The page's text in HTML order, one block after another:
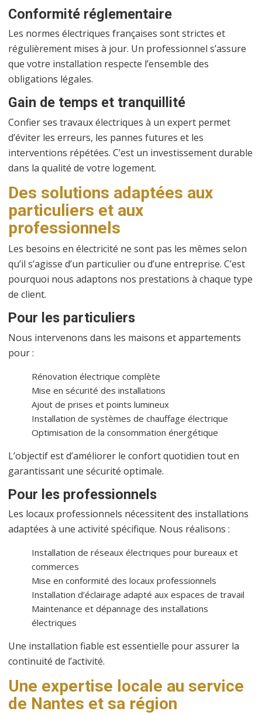
Conformité réglementaire
Les normes électriques françaises sont strictes et
régulièrement mises à jour. Un professionnel s’assure
que votre installation respecte l’ensemble des
obligations légales.
Gain de temps et tranquillité
Confier ses travaux électriques à un expert permet
d’éviter les erreurs, les pannes futures et les
interventions répétées. C’est un investissement durable
dans la qualité de votre logement.
Des solutions adaptées aux
particuliers et aux
professionnels
Les besoins en électricité ne sont pas les mêmes selon
qu’il s’agisse d’un particulier ou d’une entreprise. C’est
pourquoi nous adaptons nos prestations à chaque type
de client.
Pour les particuliers
Nous intervenons dans les maisons et appartements
pour :
Rénovation électrique complète
Mise en sécurité des installations
Ajout de prises et points lumineux
Installation de systèmes de chauffage électrique
Optimisation de la consommation énergétique
L’objectif est d’améliorer le confort quotidien tout en
garantissant une sécurité optimale.
Pour les professionnels
Les locaux professionnels nécessitent des installations
adaptées à une activité spécifique. Nous réalisons :
Installation de réseaux électriques pour bureaux et
commerces
Mise en conformité des locaux professionnels
Installation d’éclairage adapté aux espaces de travail
Maintenance et dépannage des installations
électriques
Une installation fiable est essentielle pour assurer la
continuité de l’activité.
Une expertise locale au service
de Nantes et sa région